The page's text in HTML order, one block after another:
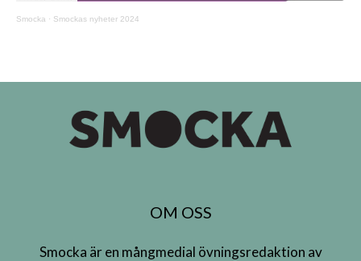
Smocka · Smockas nyheter 2024
OM OSS
Smocka är en mångmedial övningsredaktion av